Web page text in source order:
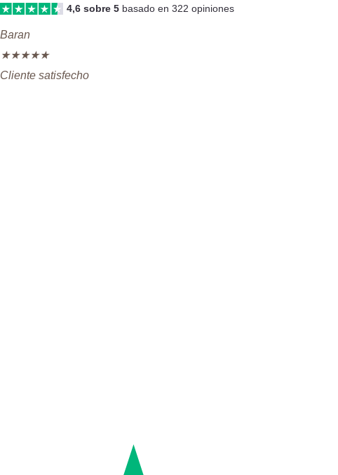
4,6 sobre 5 basado en 322 opiniones
Baran
★★★★★
Cliente satisfecho